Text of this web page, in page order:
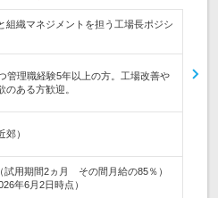
組織マネジメントを担う工場長ポジシ
管理職経験5年以上の方。工場改善や
のある方歓迎。
）
試用期間2ヵ月 その間月給の85％）
年6月2日時点）